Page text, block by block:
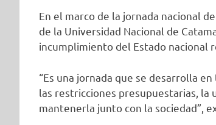
En el marco de la jornada nacional
de la Universidad Nacional de
incumplimiento del Estado nacional
“Es una jornada que se desarrolla
las restricciones presupuestarias, la
mantenerla junto con la sociedad”,